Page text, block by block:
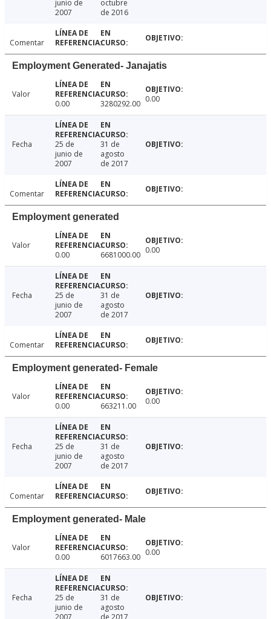
junio de
2007
octubre
de 2016
Comentar
Employment Generated- Janajatis
Valor
0.00
3280292.00 0.00
Fecha
25 de
junio de
2007
31 de
agosto
de 2017
Comentar
Employment generated
Valor
0.00
6681000.00 0.00
Fecha
25 de
junio de
2007
31 de
agosto
de 2017
Comentar
Employment generated- Female
Valor
0.00
663211.00 0.00
Fecha
25 de
junio de
2007
31 de
agosto
de 2017
Comentar
Employment generated- Male
Valor
0.00
6017663.00 0.00
Fecha
25 de
junio de
31 de
agosto